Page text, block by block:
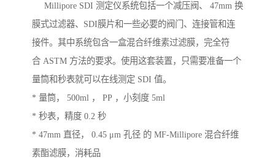
Millipore SDI 测定仪系统包括一个减压阀、 47mm 换
膜式过滤器、SDI膜片和一些必要的阀门、连接管和连
接件。其中系统包含一盒混合纤维素过滤膜，完全符
合 ASTM 方法的要求。使用这套装置，只需要准备一个
量筒和秒表就可以在线测定 SDI 值。
* 量筒， 500ml ， PP ，小刻度 5ml
* 秒表，精度 0.2 秒
* 47mm 直径， 0.45 μm 孔径 的 MF-Millipore 混合纤维
素酯滤膜，消耗品